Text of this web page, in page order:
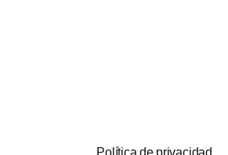
Política de privacidad